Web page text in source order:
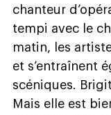
chanteur
tempi avec le
matin, les
et s’entraînent
scéniques.
Mais elle est